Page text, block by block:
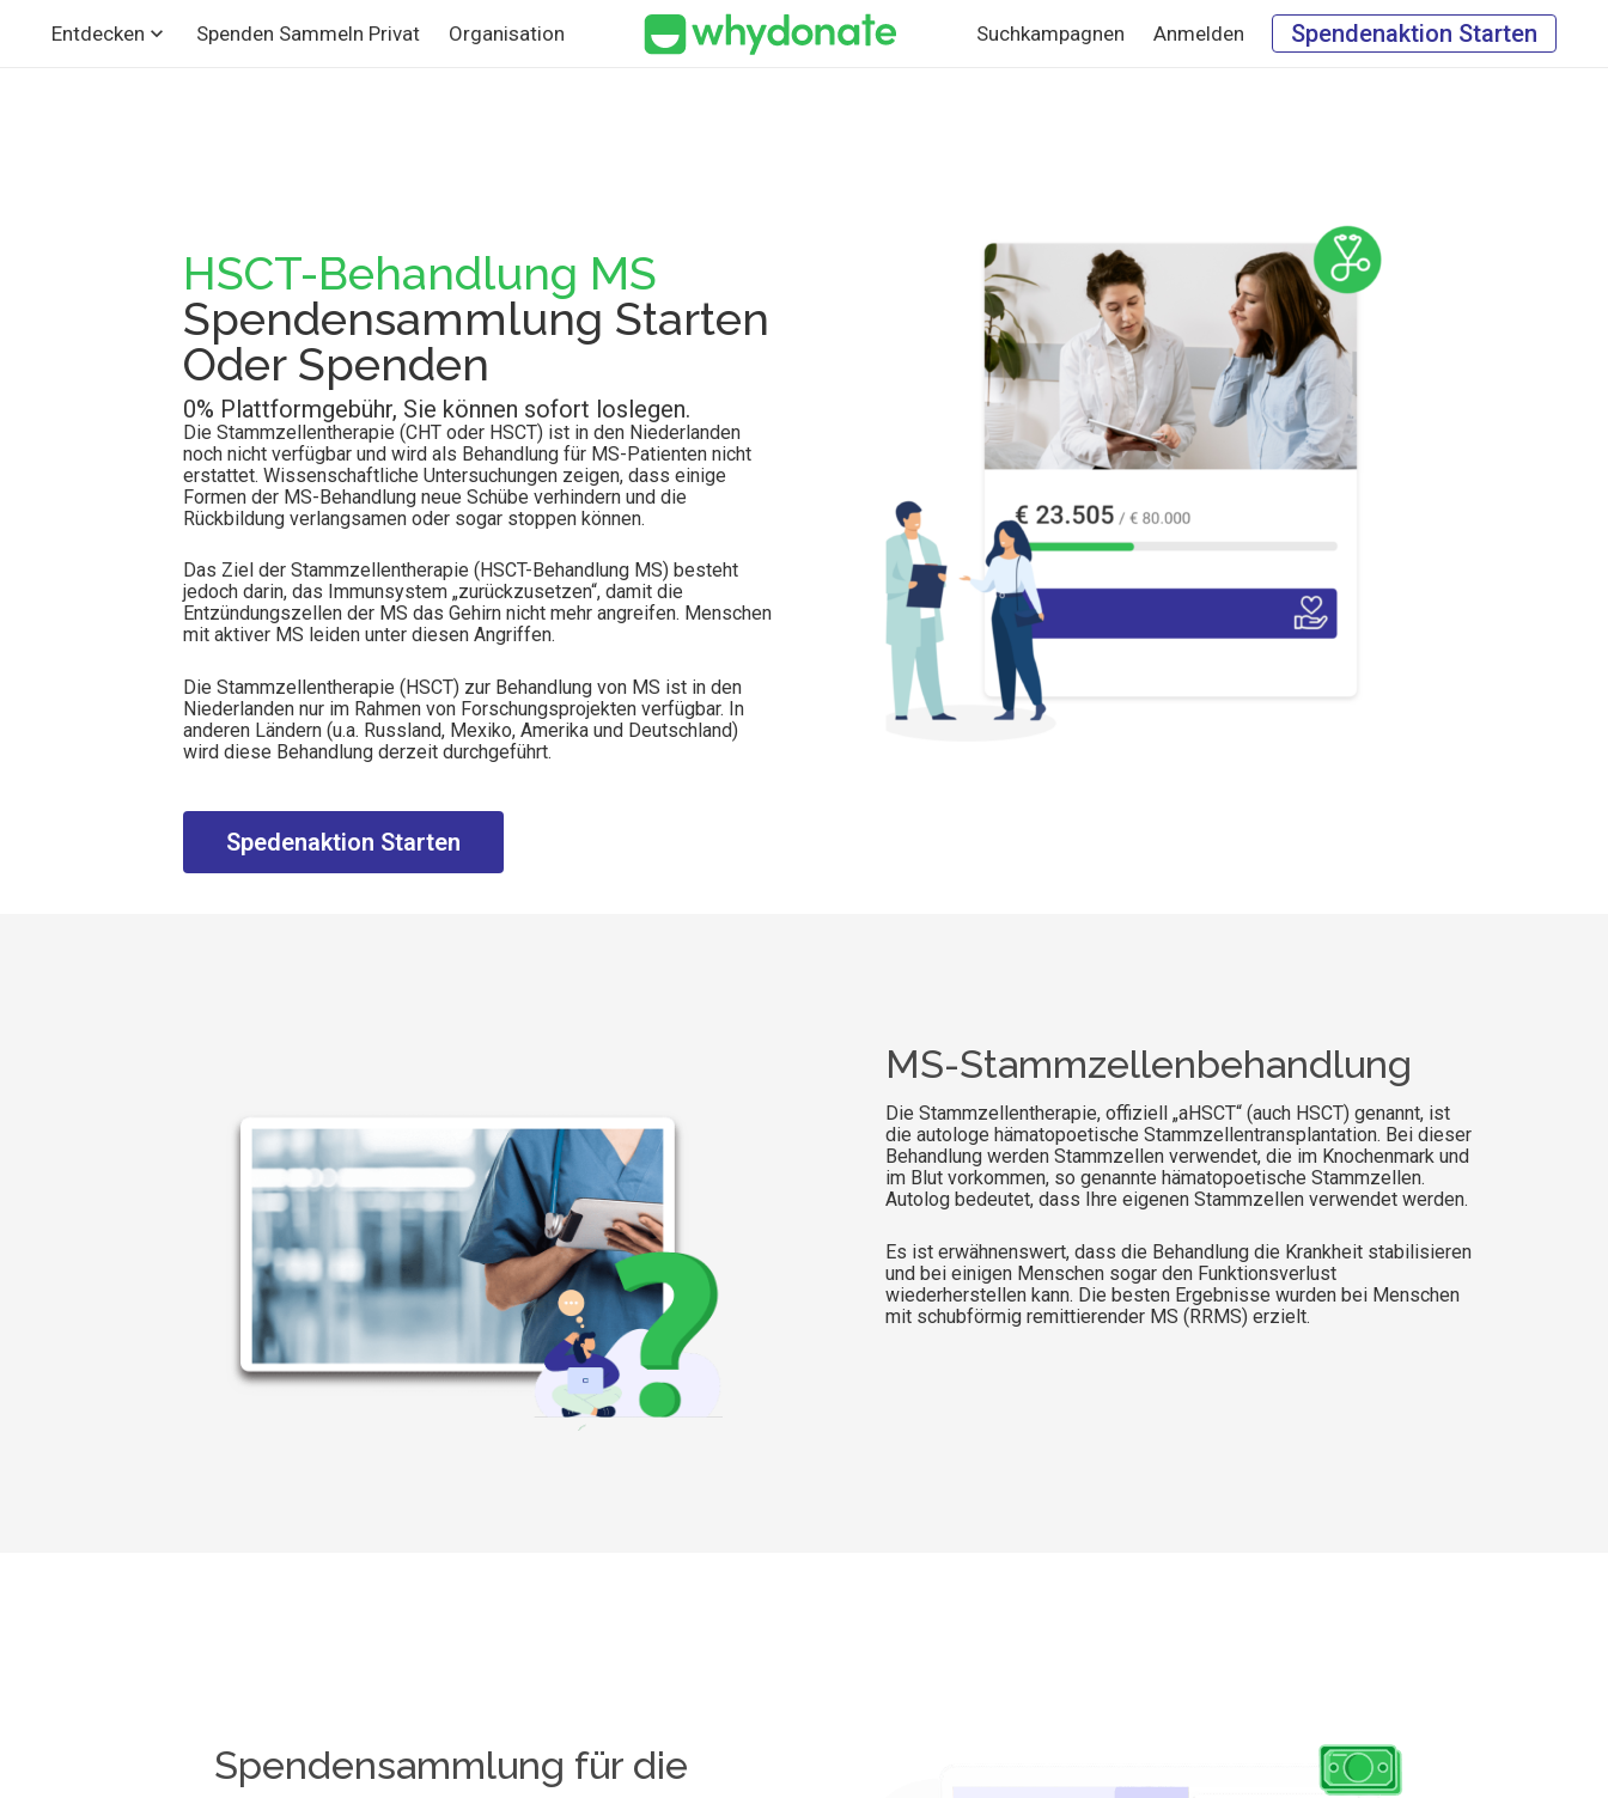
Entdecken Spenden Sammeln Privat Organisation Suchkampagnen Anmelden Spendenaktion Starten
HSCT-Behandlung MS
Spendensammlung Starten
Oder Spenden
0% Plattformgebühr, Sie können sofort loslegen.
Die Stammzellentherapie (CHT oder HSCT) ist in den Niederlanden
noch nicht verfügbar und wird als Behandlung für MS-Patienten nicht
erstattet. Wissenschaftliche Untersuchungen zeigen, dass einige
Formen der MS-Behandlung neue Schübe verhindern und die
Rückbildung verlangsamen oder sogar stoppen können.
Das Ziel der Stammzellentherapie (HSCT-Behandlung MS) besteht
jedoch darin, das Immunsystem „zurückzusetzen“, damit die
Entzündungszellen der MS das Gehirn nicht mehr angreifen. Menschen
mit aktiver MS leiden unter diesen Angriffen.
Die Stammzellentherapie (HSCT) zur Behandlung von MS ist in den
Niederlanden nur im Rahmen von Forschungsprojekten verfügbar. In
anderen Ländern (u.a. Russland, Mexiko, Amerika und Deutschland)
wird diese Behandlung derzeit durchgeführt.
Spedenaktion Starten
MS-Stammzellenbehandlung
Die Stammzellentherapie, offiziell „aHSCT“ (auch HSCT) genannt, ist
die autologe hämatopoetische Stammzellentransplantation. Bei dieser
Behandlung werden Stammzellen verwendet, die im Knochenmark und
im Blut vorkommen, so genannte hämatopoetische Stammzellen.
Autolog bedeutet, dass Ihre eigenen Stammzellen verwendet werden.
Es ist erwähnenswert, dass die Behandlung die Krankheit stabilisieren
und bei einigen Menschen sogar den Funktionsverlust
wiederherstellen kann. Die besten Ergebnisse wurden bei Menschen
mit schubförmig remittierender MS (RRMS) erzielt.
Spendensammlung für die